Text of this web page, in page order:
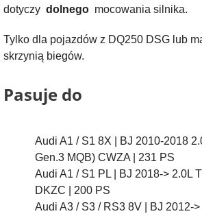
dotyczy dolnego mocowania silnika.
Tylko dla pojazdów z DQ250 DSG lub
skrzynią biegów.
Pasuje do
Audi A1 / S1 8X |
BJ 2010-2018
Gen.3 MQB) CWZA | 231 PS
Audi A1 / S1 PL |
BJ 2018-> 2.0L
DKZC | 200 PS
Audi A3 / S3 / RS3 8V |
BJ 2012->